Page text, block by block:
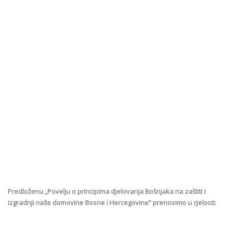
Predloženu „Povelju o principima djelovanja Bošnjaka na zaštiti i
izgradnji naše domovine Bosne i Hercegovine“ prenosimo u cjelosti: